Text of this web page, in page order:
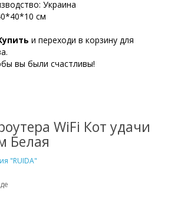
Украина
см
и переходи в корзину для
вы были счастливы!
WiFi Кот удачи
Белая
"RUIDA"